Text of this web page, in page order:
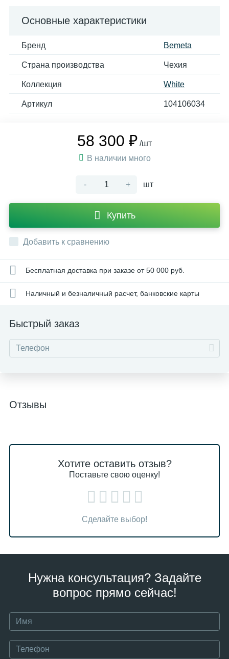
Основные характеристики
Бренд Bemeta
Страна производства Чехия
Коллекция White
Артикул 104106034
58 300 ₽ /шт
В наличии много
- + шт
Купить
Добавить к сравнению
Бесплатная доставка при заказе от 50 000 руб.
Наличный и безналичный расчет, банковские карты
Быстрый заказ
Отзывы
Хотите оставить отзыв?
Поставьте свою оценку!
Сделайте выбор!
Нужна консультация? Задайте
вопрос прямо сейчас!